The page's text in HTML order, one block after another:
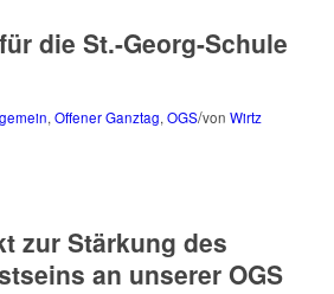
die St.-Georg-Schule
, Offener Ganztag, OGS/von Wirtz
zur Stärkung des
an unserer OGS